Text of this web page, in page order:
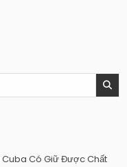
Có Giữ Được Chất